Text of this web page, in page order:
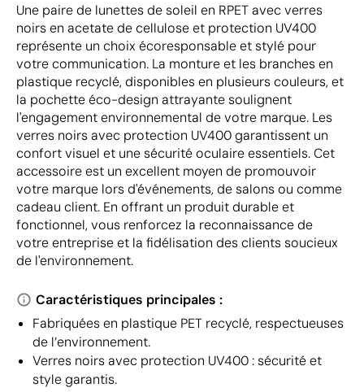
Une paire de lunettes de soleil en RPET avec verres
noirs en acetate de cellulose et protection UV400
représente un choix écoresponsable et stylé pour
votre communication. La monture et les branches en
plastique recyclé, disponibles en plusieurs couleurs, et
la pochette éco-design attrayante soulignent
l'engagement environnemental de votre marque. Les
verres noirs avec protection UV400 garantissent un
confort visuel et une sécurité oculaire essentiels. Cet
accessoire est un excellent moyen de promouvoir
votre marque lors d'événements, de salons ou comme
cadeau client. En offrant un produit durable et
fonctionnel, vous renforcez la reconnaissance de
votre entreprise et la fidélisation des clients soucieux
de l'environnement.
Caractéristiques principales :
Fabriquées en plastique PET recyclé, respectueuses
de l’environnement.
Verres noirs avec protection UV400 : sécurité et
style garantis.